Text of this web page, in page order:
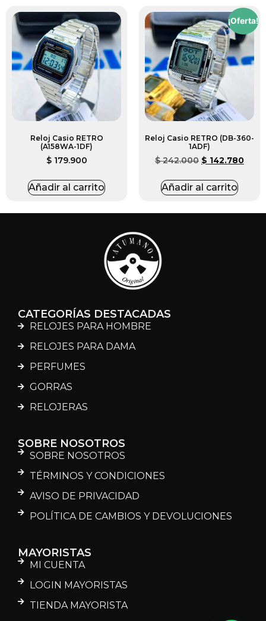
Reloj Casio RETRO
(A158WA-1DF)
$179.900
Añadir al carrito
¡Oferta!
Reloj Casio RETRO (DB-360-
1ADF)
$242.000 $ 142.780
Añadir al carrito
CATEGORÍAS DESTACADAS
RELOJES PARA HOMBRE
RELOJES PARA DAMA
PERFUMES
GORRAS
RELOJERAS
SOBRE NOSOTROS
SOBRE NOSOTROS
TÉRMINOS Y CONDICIONES
AVISO DE PRIVACIDAD
POLÍTICA DE CAMBIOS Y DEVOLUCIONES
MAYORISTAS
MI CUENTA
LOGIN MAYORISTAS
TIENDA MAYORISTA